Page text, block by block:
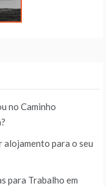
no Caminho
alojamento para o seu
para Trabalho em